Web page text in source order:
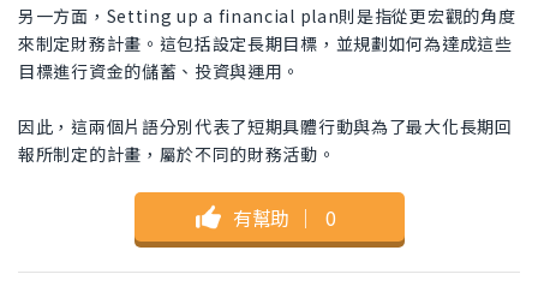
另一方面，Setting up a financial plan則是指從更宏觀的角度
來制定財務計畫。這包括設定長期目標，並規劃如何為達成這些
目標進行資金的儲蓄、投資與運用。
因此，這兩個片語分別代表了短期具體行動與為了最大化長期回
報所制定的計畫，屬於不同的財務活動。
有幫助 ｜ 0